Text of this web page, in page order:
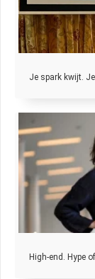
Je spark kwijt.
High-end. Hype